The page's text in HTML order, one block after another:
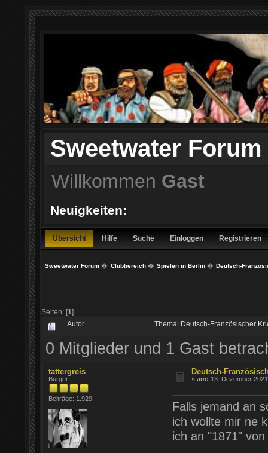
Sweetwater Forum
Willkommen Gast
Neuigkeiten:
Übersicht Hilfe Suche Einloggen Registrieren
Sweetwater Forum � Clubbereich� Spielen in Berlin� Deutsch-
Seiten: [1]
Autor Thema: Deutsch-Französischer
0 Mitglieder und 1 Gast
tattergreis
Bürger
Beiträge: 1.929
Deutsch-
«am: 13. Dezember
Falls jemand an
ich wollte mir ne
ich an "1871"